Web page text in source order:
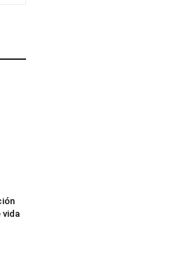
vida